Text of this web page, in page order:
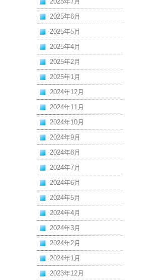
2025年6月
2025年5月
2025年4月
2025年2月
2025年1月
2024年12月
2024年11月
2024年10月
2024年9月
2024年8月
2024年7月
2024年6月
2024年5月
2024年4月
2024年3月
2024年2月
2024年1月
2023年12月